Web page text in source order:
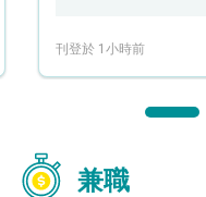
刊登於 1小時前
兼職